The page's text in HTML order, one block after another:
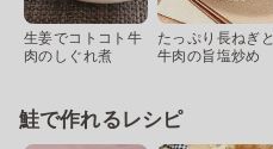
生姜でコトコト牛
肉のしぐれ煮
たっぷり長ねぎと
牛肉の旨塩炒め
鮭で作れるレシピ